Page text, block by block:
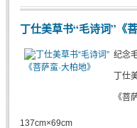
丁仕美草书“毛诗词”《菩
纪念
丁仕
《菩
137cm×69cm